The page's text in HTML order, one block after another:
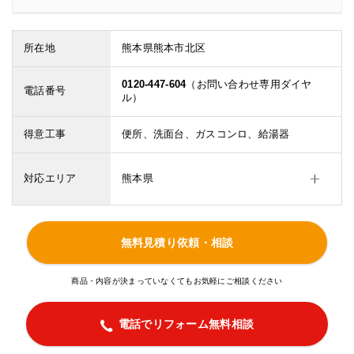
所在地 熊本県熊本市北区
電話番号
0120-447-604（お問い合わせ専用ダイヤ
ル）
得意工事 便所、洗面台、ガスコンロ、給湯器
対応エリア 熊本県
無料見積り依頼・相談
商品・内容が決まっていなくてもお気軽にご相談ください
電話でリフォーム無料相談